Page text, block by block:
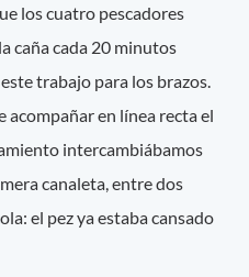
los cuatro pescadores
caña cada 20 minutos
trabajo para los brazos.
acompañar en línea recta el
intercambiábamos
canaleta, entre dos
el pez ya estaba cansado